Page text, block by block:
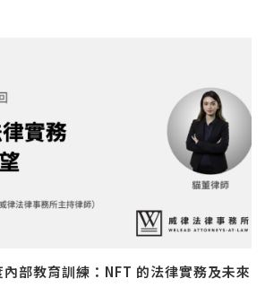
部教育訓練：NFT 的法律實務及未來